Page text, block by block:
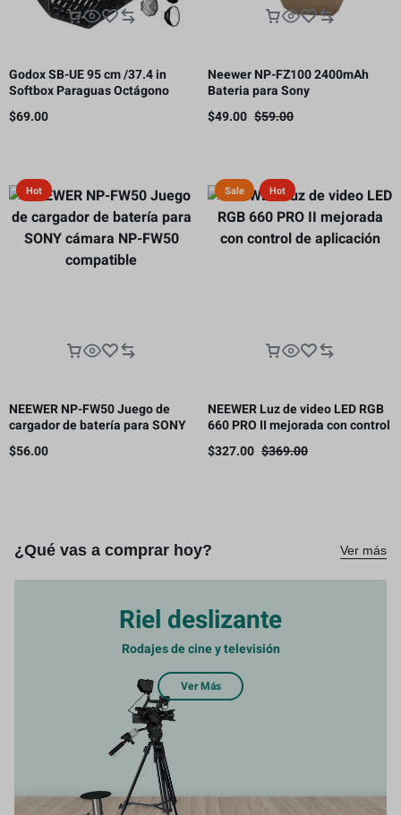
Godox SB-UE 95 cm /37.4 in
Softbox Paraguas Octágono
Bowens Mount, con rejilla de
panal
$69.00
Neewer NP-FZ100 2400mAh
Bateria para Sony
$59.00
$49.00
Hot
NEEWER NP-FW50 Juego de
cargador de batería para SONY
cámara NP-FW50 compatible
$56.00
Sale Hot
NEEWER Luz de video LED RGB
660 PRO II mejorada con control
de aplicación
$369.00
$327.00
¿Qué vas a comprar hoy? Ver más
Riel deslizante
Rodajes de cine y televisión
Ver Más